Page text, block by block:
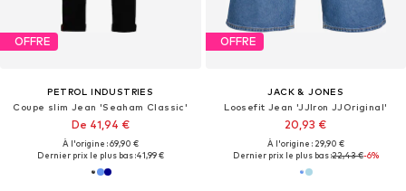
OFFRE
PETROL INDUSTRIES
Coupe slim Jean 'Seaham Classic'
De 41,94 €
À l'origine : 69,90 €
Dernier prix le plus bas :41,99 €
OFFRE
JACK & JONES
Loosefit Jean 'JJIron JJOriginal'
20,93 €
À l'origine : 29,90 €
Dernier prix le plus bas :22,43 €-6%